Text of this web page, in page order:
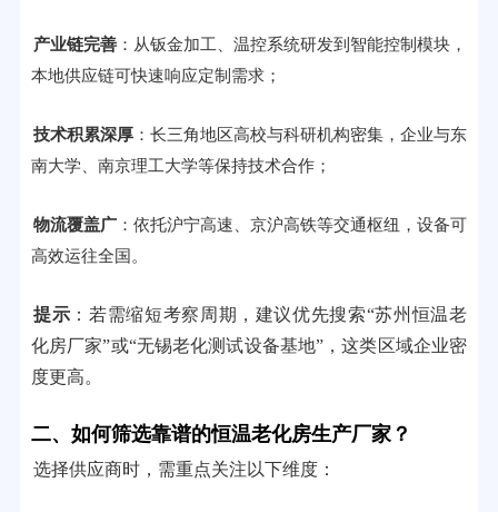
产业链完善：从钣金加工、温控系统研发到智能控制模块，
本地供应链可快速响应定制需求；
技术积累深厚：长三角地区高校与科研机构密集，企业与东
南大学、南京理工大学等保持技术合作；
物流覆盖广：依托沪宁高速、京沪高铁等交通枢纽，设备可
高效运往全国。
提示 ：若需缩短考察周期，建议优先搜索“苏州恒温老
化房厂家”或“无锡老化测试设备基地”，这类区域企业密
度更高。
二、如何筛选靠谱的恒温老化房生产厂家？
选择供应商时，需重点关注以下维度：